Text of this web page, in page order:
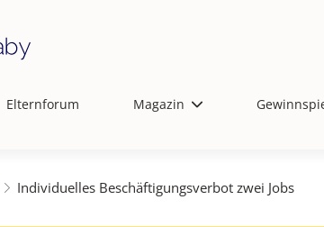
Elternforum Magazin
Individuelles Beschäftigungsverbot zwei Jobs